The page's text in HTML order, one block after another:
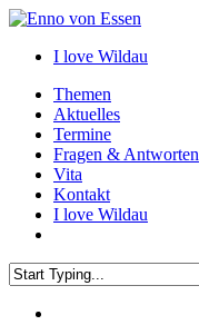
Skip
main
I love Wildau
Menu
Themen
Aktuelles
Termine
Fragen & Antworten
Vita
Kontakt
I love Wildau
Search